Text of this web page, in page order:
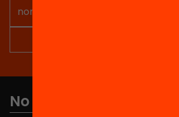
No et perdis res